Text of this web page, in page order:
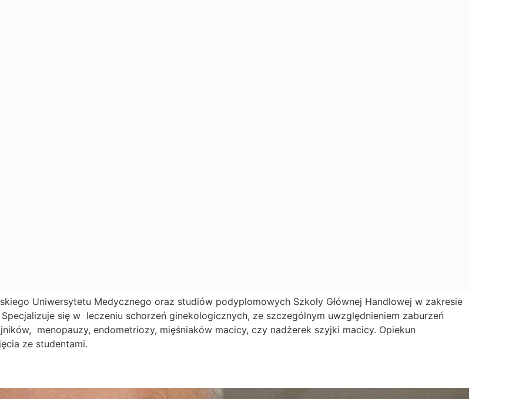
Uniwersytetu Medycznego oraz studiów podyplomowych Szkoły Głównej Handlowej w zakresie
się w leczeniu schorzeń ginekologicznych, ze szczególnym uwzględnieniem zaburzeń
menopauzy, endometriozy, mięśniaków macicy, czy nadżerek szyjki macicy. Opiekun
ze studentami.